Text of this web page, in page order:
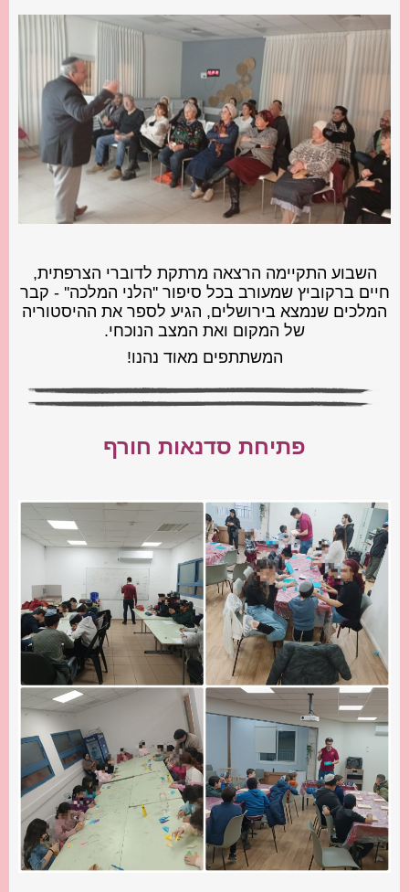
השבוע התקיימה הרצאה מרתקת לדוברי הצרפתית,
חיים ברקוביץ שמעורב בכל סיפור ''הלני המלכה'' - קבר
המלכים שנמצא בירושלים, הגיע לספר את ההיסטוריה
של המקום ואת המצב הנוכחי.
המשתתפים מאוד נהנו!
פתיחת סדנאות חורף